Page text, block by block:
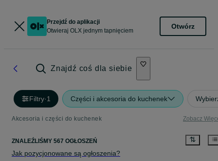
Przejdź do aplikacji
Otwieraj OLX jednym tapnięciem
Otwórz
Znajdź coś dla siebie
Filtry·1 Części i akcesoria do kuchenek
Akcesoria i części do kuchenek Zobacz
ZNALEŹLIŚMY 567 OGŁOSZEŃ
Jak pozycjonowane są ogłoszenia?